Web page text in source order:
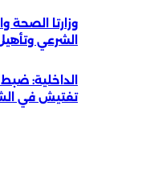
وزارتا الصحة
الشرعي
تفتيش في